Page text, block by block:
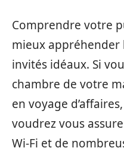
Comprendre votre
mieux appréhender
invités idéaux. Si
chambre de votre
en voyage
voudrez vous
Wi-Fi et de